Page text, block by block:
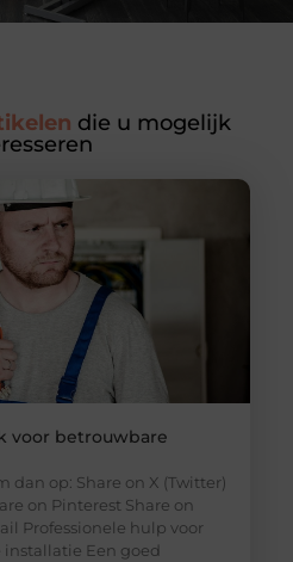
die u mogelijk
voor betrouwbare
dan op: Share on X (Twitter)
on Pinterest Share on
Professionele hulp voor
Een goed